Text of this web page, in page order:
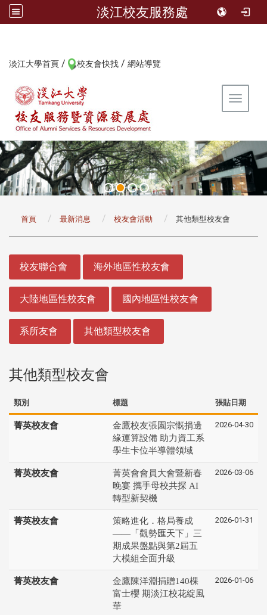
淡江校友服務處
淡江大學首頁 / 校友會快找 / 網站導覽
Toggle
首頁 最新消息 校友會活動 其他類型校友會
校友聯合會 海外地區性校友會
大陸地區性校友會 國內地區性校友會
系所友會 其他類型校友會
其他類型校友會
類別 標題 張貼日期
菁英校友會
金鷹校友張園宗慨捐邊
緣運算設備 助力資工系
學生卡位半導體領域
2026-04-30
菁英校友會
菁英會會員大會暨新春
晚宴 攜手母校共探 AI
轉型新契機
2026-03-06
菁英校友會
策略進化．格局養成
——「觀勢匯天下」三
期成果盤點與第2屆五
大模組全面升級
2026-01-31
菁英校友會
金鷹陳洋淵捐贈140棵
富士櫻 期淡江校花綻風
華
2026-01-06